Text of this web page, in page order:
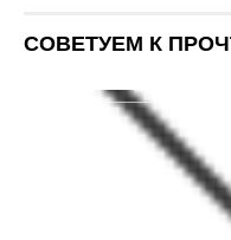
СОВЕТУЕМ К